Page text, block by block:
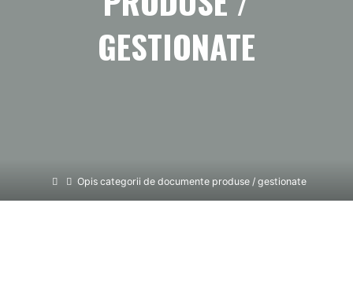
GESTIONATE
HomeOpis categorii de documente produse / gestionate